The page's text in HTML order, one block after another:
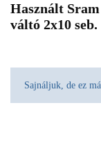
Használt
váltó 2x10 seb.
Sajnáljuk, de ez